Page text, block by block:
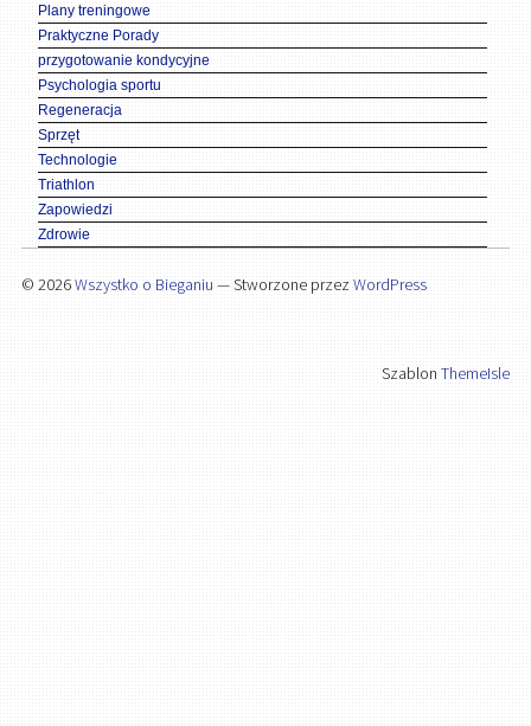
Plany treningowe
Praktyczne Porady
przygotowanie kondycyjne
Psychologia sportu
Regeneracja
Sprzęt
Technologie
Triathlon
Zapowiedzi
Zdrowie
© 2026Wszystko o Bieganiu — Stworzone przez WordPress
SzablonThemeIsle